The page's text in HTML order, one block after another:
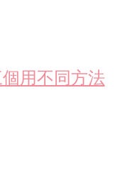
個用不同方法